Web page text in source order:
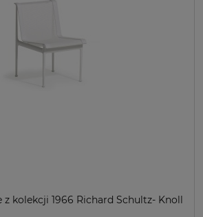
z kolekcji 1966 Richard Schultz- Knoll